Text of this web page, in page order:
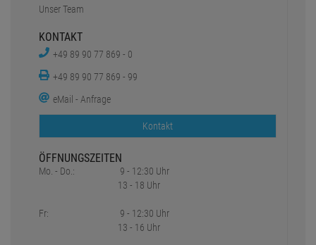
Unser Team
KONTAKT
+49 89 90 77 869 - 0
+49 89 90 77 869 - 99
eMail - Anfrage
Kontakt
ÖFFNUNGSZEITEN
Mo. - Do.:
Fr:
9 - 12:30 Uhr
13 - 18 Uhr
9 - 12:30 Uhr
13 - 16 Uhr